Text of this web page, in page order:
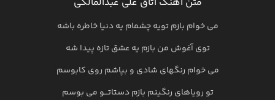
می خوام بازم تویه چشمام یه دنیا خاطره باشه
توی آغوش من بازم یه عشق تازه پیدا شه
می خوام رنگهای شادی و بپاشم روی کابوسم
تو رویاهای رنگینم بازم دستاتـــو می بوسم